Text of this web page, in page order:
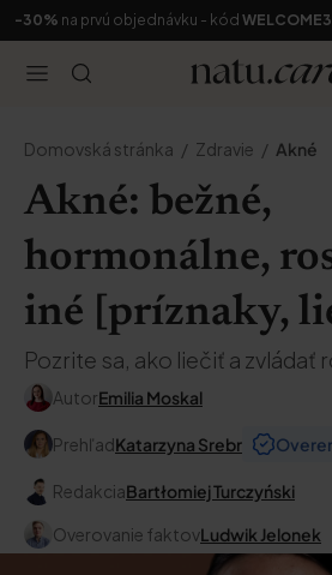
-30% na prvú objednávku - kód
Domovská stránka Zdravie Akné
Akné: bežné,
hormonálne,
iné [príznaky,
Pozrite sa, ako liečiť a zvládať
AutorEmilia Moskal
PrehľadKatarzyna Srebr
RedakciaBartłomiej Turczyński
Overovanie faktovLudwik Jelonek